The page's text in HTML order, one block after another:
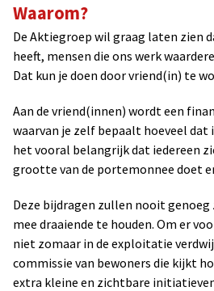
Waarom?
De Aktiegroep wil graag laten zien
heeft, mensen die ons werk
Dat kun je doen door vriend(in) te
Aan de vriend(innen) wordt een
waarvan je zelf bepaalt hoeveel dat
het vooral belangrijk dat iedereen
grootte van de portemonnee doet
Deze bijdragen zullen nooit
mee draaiende te houden. Om er
niet zomaar in de exploitatie
commissie van bewoners die kijkt
extra kleine en zichtbare